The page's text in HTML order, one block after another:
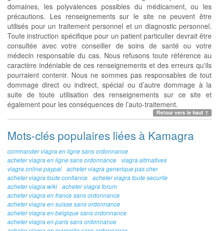
domaines, les polyvalences possibles du médicament, ou les
précautions. Les renseignements sur le site ne peuvent être
utilisés pour un traitement personnel et un diagnostic personnel.
Toute instruction spécifique pour un patient particulier devrait être
consultée avec votre conseiller de soins de santé ou votre
médecin responsable du cas. Nous refusons toute référence au
caractère indéniable de ces renseignements et des erreurs qu'ils
pourraient contenir. Nous ne sommes pas responsables de tout
dommage direct ou indirect, spécial ou d’autre dommage à la
suite de toute utilisation des renseignements sur ce site et
également pour les conséquences de l’auto-traitement.
Retour vers le haut ↑
Mots-clés populaires liées à Kamagra
commander viagra en ligne sans ordonnance
acheter viagra en ligne sans ordonnance
viagra altrnatives
viagra online paypal
acheter viagra generique pas cher
acheter viagra toute confiance
acheter viagra toute securite
acheter viagra wiki
acheter viagra forum
acheter viagra en france sans ordonnance
acheter viagra en suisse sans ordonnance
acheter viagra en belgique sans ordonnance
acheter viagra en paris sans ordonnance